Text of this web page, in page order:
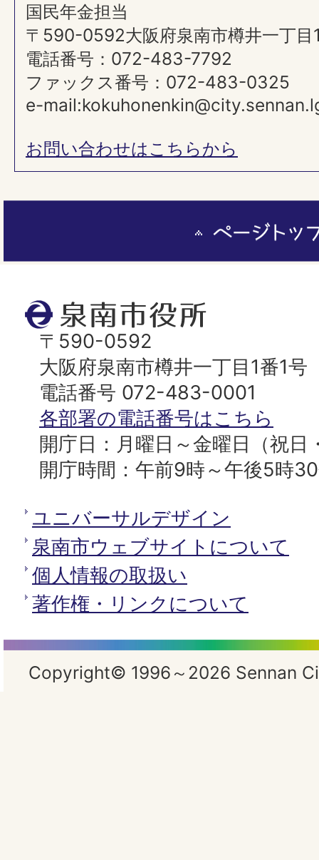
国民年金担当
〒590-0592大阪府泉南市樽井一丁目
電話番号：072-483-7792
ファックス番号：072-483-0325
e-
お問い合わせはこちらから
泉
南
市
役
所
〒590-0592
大阪府泉南市樽井一丁目1番1号
電話番号 072-483-0001
各部署の電話番号はこちら
開庁日：月曜日～金曜日（祝日
開庁時間：午前9時～午後5時
ユニバーサルデザイン
泉南市ウェブサイトについて
個人情報の取扱い
著作権・リンクについて
Copyright© 1996～2026 Sennan